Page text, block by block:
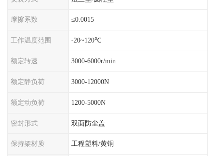
摩擦系数 ≤0.0015
工作温度范围 -20~120℃
额定转速 3000-6000r/min
额定静负荷 3000-12000N
额定动负荷 1200-5000N
密封形式 双面防尘盖
保持架材质 工程塑料/黄铜